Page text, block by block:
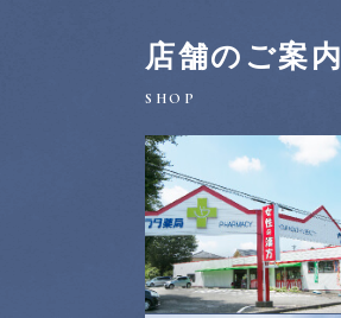
店舗のご案内